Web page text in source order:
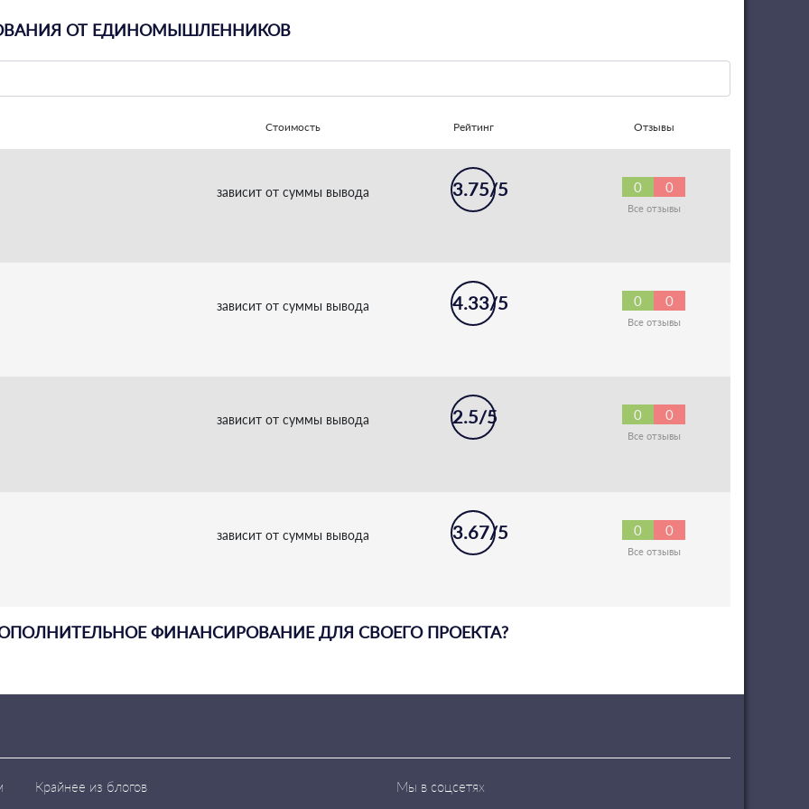
ОТ ЕДИНОМЫШЛЕННИКОВ
Стоимость Рейтинг Отзывы
зависит от суммы вывода 3.75/5 0 0
Все отзывы
зависит от суммы вывода 4.33/5 0 0
Все отзывы
зависит от суммы вывода 2.5/5 0 0
Все отзывы
зависит от суммы вывода 3.67/5 0 0
Все отзывы
ФИНАНСИРОВАНИЕ ДЛЯ СВОЕГО ПРОЕКТА?
Крайнее из блогов Мы в соцсетях